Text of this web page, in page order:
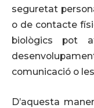
seguretat
o de contacte
biològics pot
comunicació o
D’aquesta